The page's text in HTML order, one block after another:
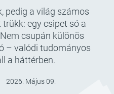
pedig a világ számos
egy csipet só a
csupán különös
– valódi tudományos
a háttérben.
2026. Május 09.